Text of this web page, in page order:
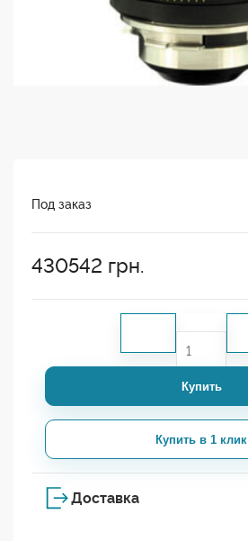
Под заказ
430542 грн.
Купить
Купить в 1 клик
Доставка